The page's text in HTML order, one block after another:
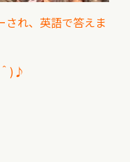
れ、英語で答えま
)♪